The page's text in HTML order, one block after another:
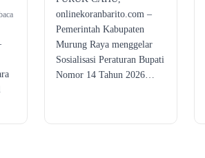
onlinekoranbarito.com –
Pemerintah Kabupaten
Murung Raya menggelar
Sosialisasi Peraturan Bupati
Nomor 14 Tahun 2026…